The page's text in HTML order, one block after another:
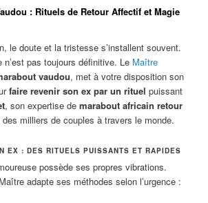
: Rituels de Retour Affectif et Magie
le doute et la tristesse s’installent souvent.
n’est pas toujours définitive. Le Maître
vaudou, met à votre disposition son
faire revenir son ex par un rituel puissant
, son expertise demarabout africain retour
des milliers de couples à travers le monde.
EX : DES RITUELS PUISSANTS ET RAPIDES
possède ses propres vibrations.
adapte ses méthodes selon l’urgence :